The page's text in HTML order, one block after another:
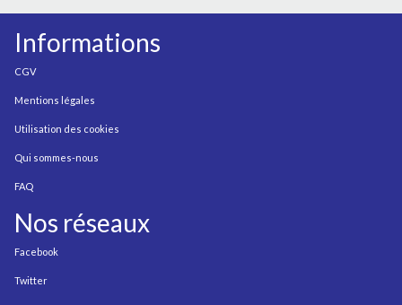
Informations
CGV
Mentions légales
Utilisation des cookies
Qui sommes-nous
FAQ
Nos réseaux
Facebook
Twitter